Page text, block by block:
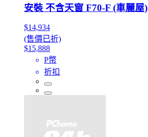
安裝 不含天窗 F70-F (車麗屋)
$14,934
(售價已折)
$15,888
P幣
折扣